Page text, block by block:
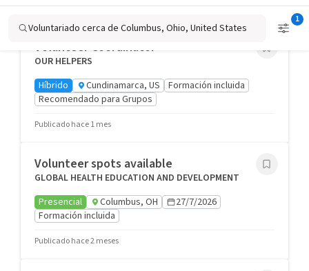
Voluntariado cerca de Columbus, Ohio, United States
1
Volunteer Coordinator
OUR HELPERS
Híbrido
Cundinamarca, US
Formación incluida
Recomendado para Grupos
Publicado hace 1 mes
Volunteer spots available
GLOBAL HEALTH EDUCATION AND DEVELOPMENT
Presencial
Columbus, OH
27/7/2026
Formación incluida
Publicado hace 2 meses